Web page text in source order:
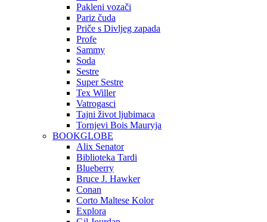
Pakleni vozači
Pariz čuda
Priče s Divljeg zapada
Profe
Sammy
Soda
Sestre
Super Sestre
Tex Willer
Vatrogasci
Tajni život ljubimaca
Tornjevi Bois Mauryja
BOOKGLOBE
Alix Senator
Biblioteka Tardi
Blueberry
Bruce J. Hawker
Conan
Corto Maltese Kolor
Explora